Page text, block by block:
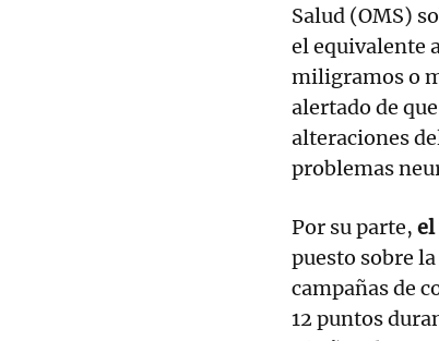
Salud (OMS)
el equivalente
miligramos o
alertado de
alteraciones
problemas
Por su parte, el
puesto sobre
campañas de
12 puntos